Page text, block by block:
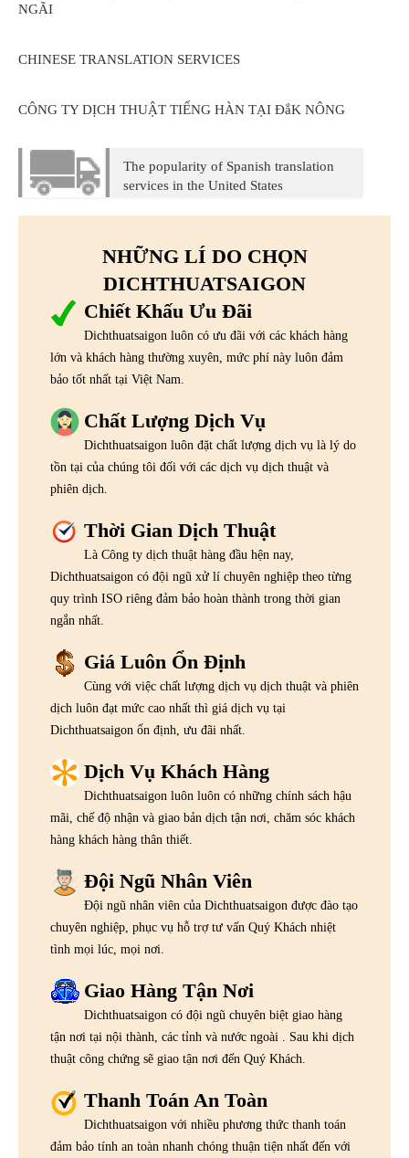
NGÃI
CHINESE TRANSLATION SERVICES
CÔNG TY DỊCH THUẬT TIẾNG HÀN TẠI ĐắK NÔNG
The popularity of Spanish translation
services in the United States
NHỮNG LÍ DO CHỌN
DICHTHUATSAIGON
Chiết Khấu Ưu Đãi
Dichthuatsaigon luôn có ưu đãi với các khách hàng
lớn và khách hàng thường xuyên, mức phí này luôn đảm
bảo tốt nhất tại Việt Nam.
Chất Lượng Dịch Vụ
Dichthuatsaigon luôn đặt chất lượng dịch vụ là lý do
tồn tại của chúng tôi đối với các dịch vụ dịch thuật và
phiên dịch.
Thời Gian Dịch Thuật
Là Công ty dịch thuật hàng đầu hện nay,
Dichthuatsaigon có đội ngũ xử lí chuyên nghiệp theo từng
quy trình ISO riêng đảm bảo hoàn thành trong thời gian
ngắn nhất.
Giá Luôn Ổn Định
Cùng với việc chất lượng dịch vụ dịch thuật và phiên
dịch luôn đạt mức cao nhất thì giá dịch vụ tại
Dichthuatsaigon ổn định, ưu đãi nhất.
Dịch Vụ Khách Hàng
Dichthuatsaigon luôn luôn có những chính sách hậu
mãi, chế độ nhận và giao bản dịch tận nơi, chăm sóc khách
hàng khách hàng thân thiết.
Đội Ngũ Nhân Viên
Đội ngũ nhân viên của Dichthuatsaigon được đào tạo
chuyên nghiệp, phục vụ hỗ trợ tư vấn Quý Khách nhiệt
tình mọi lúc, mọi nơi.
Giao Hàng Tận Nơi
Dichthuatsaigon có đội ngũ chuyên biệt giao hàng
tận nơi tại nội thành, các tỉnh và nước ngoài . Sau khi dịch
thuật công chứng sẽ giao tận nơi đến Quý Khách.
Thanh Toán An Toàn
Dichthuatsaigon với nhiều phương thức thanh toán
đảm bảo tính an toàn nhanh chóng thuận tiện nhất đến với